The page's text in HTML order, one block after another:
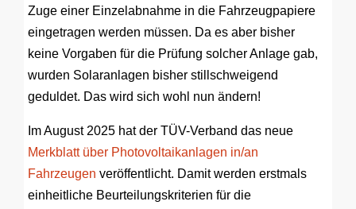
Zuge einer Einzelabnahme in die Fahrzeugpapiere
eingetragen werden müssen. Da es aber bisher
keine Vorgaben für die Prüfung solcher Anlage gab,
wurden Solaranlagen bisher stillschweigend
geduldet. Das wird sich wohl nun ändern!
Im August 2025 hat der TÜV-Verband das neue
Merkblatt über Photovoltaikanlagen in/an
Fahrzeugen veröffentlicht. Damit werden erstmals
einheitliche Beurteilungskriterien für die